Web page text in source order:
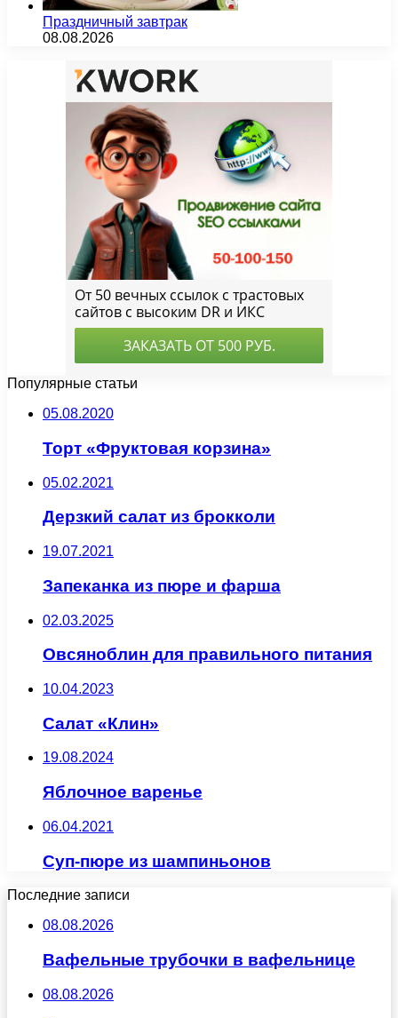
Праздничный завтрак
08.08.2026
Популярные статьи
05.08.2020
Торт «Фруктовая корзина»
05.02.2021
Дерзкий салат из брокколи
19.07.2021
Запеканка из пюре и фарша
02.03.2025
Овсяноблин для правильного питания
10.04.2023
Салат «Клин»
19.08.2024
Яблочное варенье
06.04.2021
Суп-пюре из шампиньонов
Последние записи
08.08.2026
Вафельные трубочки в вафельнице
08.08.2026